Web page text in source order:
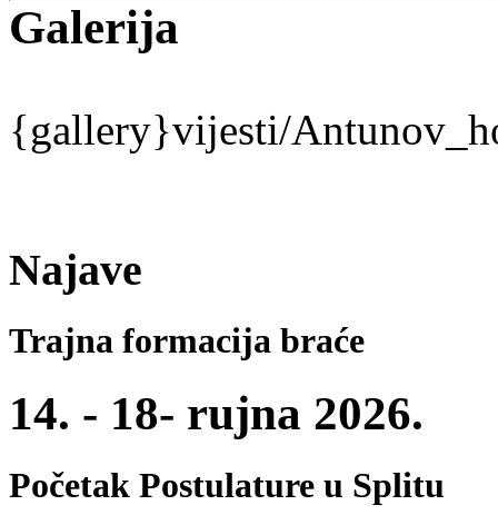
Galerija
{gallery}vijesti/
Najave
Trajna formacija braće
14. - 18- rujna 2026.
Početak Postulature u Splitu